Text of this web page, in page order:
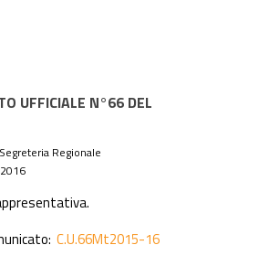
UFFICIALE N°66 DEL
Regionale
C.U.66Mt2015-16